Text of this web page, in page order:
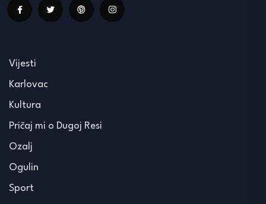
Vijesti
Karlovac
Kultura
Pričaj mi o Dugoj Resi
Ozalj
Ogulin
Sport